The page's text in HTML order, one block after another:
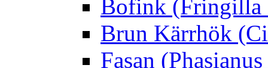
Bofink (Fringilla
Brun Kärrhök
Fasan